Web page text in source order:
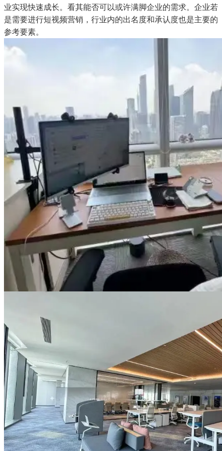
业实现快速成长。看其能否可以或许满脚企业的需求。企业若
是需要进行短视频营销，行业内的出名度和承认度也是主要的
参考要素。